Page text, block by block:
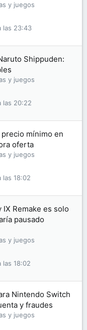
y juegos
las 23:43
Shippuden:
y juegos
las 20:22
mínimo en
oferta
y juegos
las 18:02
IX Remake es solo
pausado
y juegos
las 18:02
Nintendo Switch
y fraudes
y juegos